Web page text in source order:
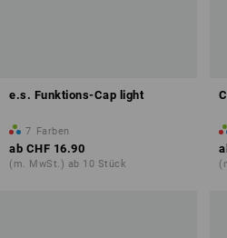
e.s. Funktions-Cap light
7 Farben
ab CHF 16.90
(m. MwSt.) ab 10 Stück